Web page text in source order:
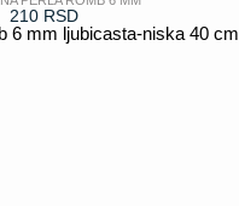
210 RSD
6 mm ljubicasta-niska 40 cm